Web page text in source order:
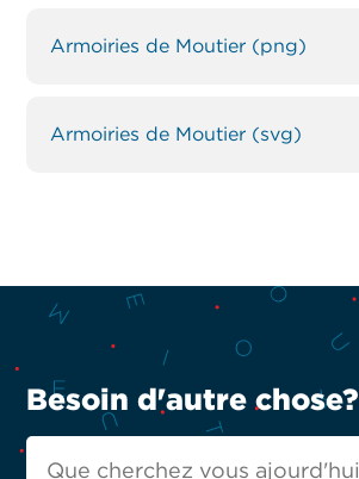
Armoiries de Moutier (png)
Armoiries de Moutier (svg)
Besoin d'autre chose?